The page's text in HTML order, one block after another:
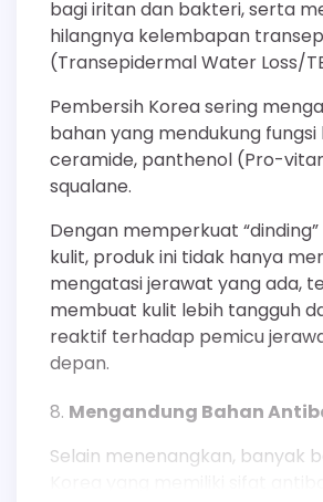
bagi iritan dan bakteri, serta
hilangnya kelembapan
(Transepidermal Water Loss/
Pembersih Korea sering
bahan yang mendukung
ceramide, panthenol (Pro-
squalane.
Dengan memperkuat
kulit, produk ini tidak hanya
mengatasi jerawat yang ada,
membuat kulit lebih tangguh
reaktif terhadap pemicu
depan.
Mengandung Bahan
Selain menenangkan, banyak